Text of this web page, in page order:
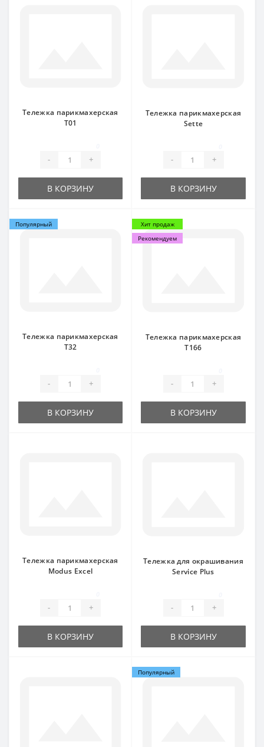
Тележка парикмахерская
T01
- +
В КОРЗИНУ
Тележка парикмахерская
Sette
- +
В КОРЗИНУ
Популярный
Тележка парикмахерская
Т32
- +
В КОРЗИНУ
Хит продаж
Рекомендуем
Тележка парикмахерская
Т166
- +
В КОРЗИНУ
Тележка парикмахерская
Modus Excel
- +
В КОРЗИНУ
Тележка для окрашивания
Service Plus
- +
В КОРЗИНУ
Популярный